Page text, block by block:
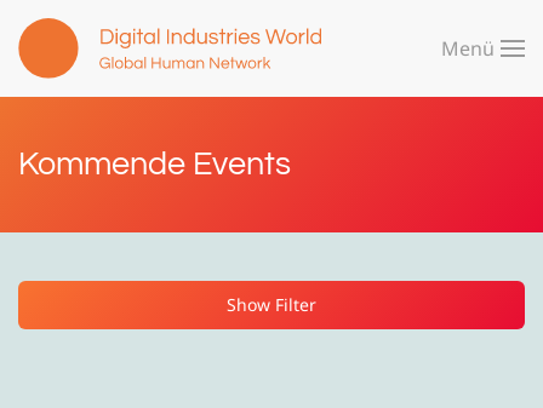
Zum Hauptinhalt springen
Menü
Kommende Events
Show Filter